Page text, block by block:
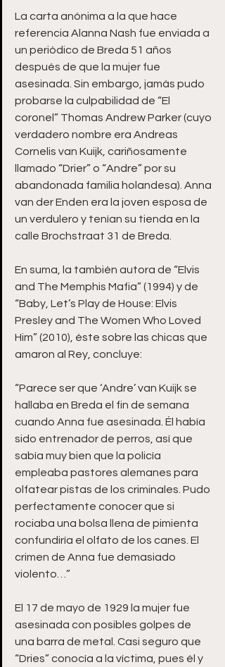
La carta anónima a la que hace
referencia Alanna Nash fue enviada a
un periódico de Breda 51 años
después de que la mujer fue
asesinada. Sin embargo, jamás pudo
probarse la culpabilidad de “El
coronel” Thomas Andrew Parker (cuyo
verdadero nombre era Andreas
Cornelis van Kuijk, cariñosamente
llamado “Drier” o “Andre” por su
abandonada familia holandesa). Anna
van der Enden era la joven esposa de
un verdulero y tenían su tienda en la
calle Brochstraat 31 de Breda.
En suma, la también autora de “Elvis
and The Memphis Mafia” (1994) y de
“Baby, Let’s Play de House: Elvis
Presley and The Women Who Loved
Him” (2010), éste sobre las chicas que
amaron al Rey, concluye:
“Parece ser que ‘Andre’ van Kuijk se
hallaba en Breda el fin de semana
cuando Anna fue asesinada. Él había
sido entrenador de perros, así que
sabía muy bien que la policía
empleaba pastores alemanes para
olfatear pistas de los criminales. Pudo
perfectamente conocer que si
rociaba una bolsa llena de pimienta
confundiría el olfato de los canes. El
crimen de Anna fue demasiado
violento…”
El 17 de mayo de 1929 la mujer fue
asesinada con posibles golpes de
una barra de metal. Casi seguro que
“Dries” conocía a la víctima, pues él y